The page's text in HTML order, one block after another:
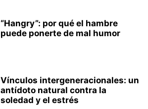
“Hangry”: por qué el hambre
puede ponerte de mal humor
Vínculos intergeneracionales: un
antídoto natural contra la
soledad y el estrés